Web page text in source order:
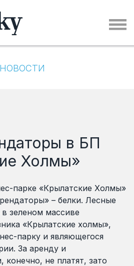
НОВОСТИ
в БП
Холмы»
парке «Крылатские Холмы»
– белки. Лесные
зеленом массиве
«Крылатские холмы»,
парку и являющегося
За аренду и
конечно, не платят, зато